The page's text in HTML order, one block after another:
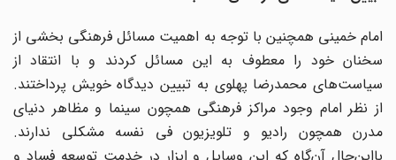
امام خمینی همچنین با توجه به اهمیت مسائل فرهنگی بخشی از
سخنان خود را معطوف به این مسائل کردند و با انتقاد از
سیاست‌های محمدرضا پهلوی به تبیین دیدگاه خویش پرداختند.
از نظر امام وجود مراکز فرهنگی همچون سینما و مظاهر دنیای
مدرن همچون رادیو و تلویزیون فی نفسه مشکلی ندارند.